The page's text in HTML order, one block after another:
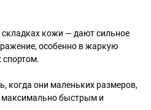
складках кожи — дают сильное
особенно в жаркую
спортом.
когда они маленьких размеров,
максимально быстрым и